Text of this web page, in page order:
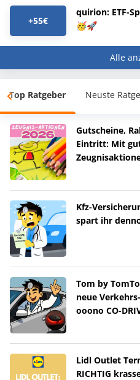
+55€
quirion: ETF-
🥳🚀
Alle
Top Ratgeber Neuste
Gutscheine,
Eintritt: Mit
Kfz-
spart ihr
Tom by
neue
ooono CO-
Lidl Outlet
RICHTIG